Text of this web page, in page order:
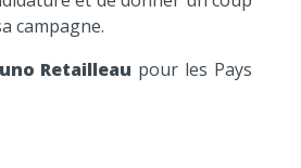
campagne.
Retailleau pour les Pays